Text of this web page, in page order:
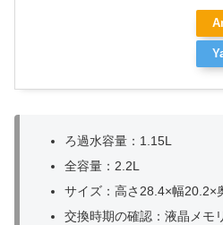
ろ過水容量：1.15L
全容量：2.2L
サイズ：高さ28.4×幅20.2×
交換時期の確認：液晶メモ